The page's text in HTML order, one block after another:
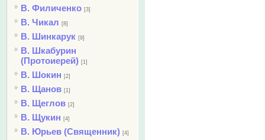
В. Филиченко [3]
В. Чикал [8]
В. Шинкарук [9]
В. Шкабурин
(Протоиерей) [1]
В. Шокин [2]
В. Щанов [1]
В. Щеглов [2]
В. Щукин [4]
В. Юрьев (Священник) [4]